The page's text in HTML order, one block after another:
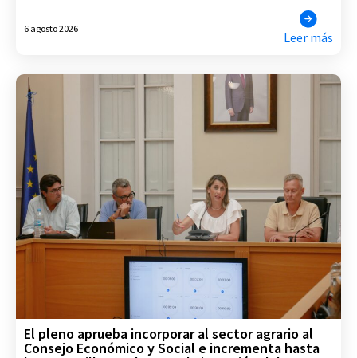
6 agosto 2026
Leer más
El pleno aprueba incorporar al sector agrario al
Consejo Económico y Social e incrementa hasta